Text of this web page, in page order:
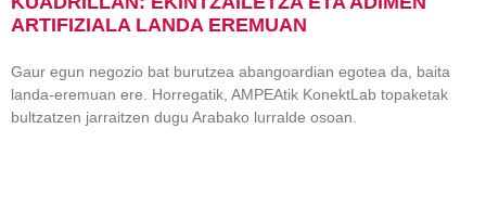
ARTIFIZIALA LANDA EREMUAN
Gaur egun negozio bat burutzea abangoardian egotea da, baita
landa-eremuan ere. Horregatik, AMPEAtik KonektLab topaketak
bultzatzen jarraitzen dugu Arabako lurralde osoan.